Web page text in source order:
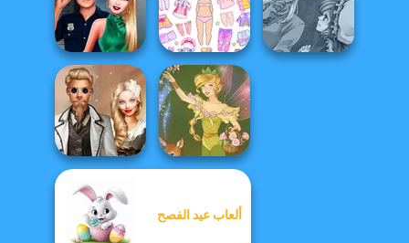
Manga Creator -
Fantasy World...
Goddess Freya
Cyberpunk
Shieldmaidens
Style Police
Officer
Chibi Doll: Avatar
Creator
Steampunk
Wedding
ألعاب عيد الفصح